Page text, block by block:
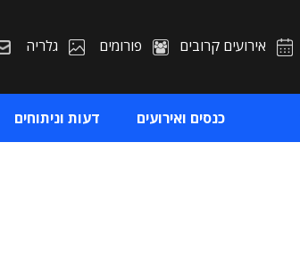
אירועים קרובים פורומים גלריה
כנסים ואירועים דעות וניתוחים